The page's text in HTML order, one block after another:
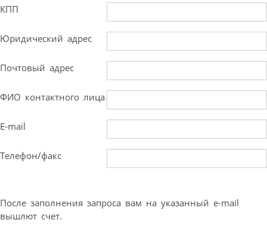
КПП
Юридический адрес
Почтовый адрес
ФИО контактного лица
E-mail
Телефон/факс
После заполнения запроса вам на указанный e-mail
вышлют счет.